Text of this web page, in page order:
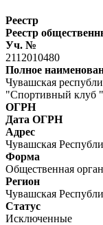
Реестр
Реестр
Уч. №
2112010480
Полное
Чувашская
"Спортивный клуб
ОГРН
Дата ОГРН
Адрес
Чувашская
Форма
Общественная
Регион
Чувашская
Статус
Исключенные